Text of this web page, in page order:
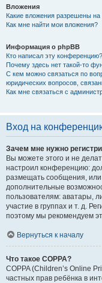
Вложения
Какие вложения разрешены
Как мне найти мои вложения?
Информация о phpBB
Кто написал эту конференцию?
Почему здесь нет такой-то
С кем можно связаться по
юридических вопросов,
Как мне связаться с
Вход на
Зачем мне нужно
Вы можете этого и не
настроил конференцию:
размещать сообщения, или
дополнительные
пользователям: аватары,
участие в группах и т. д.
поэтому мы рекомендуем
Вернуться к началу
Что такое COPPA?
COPPA (Children’s Online
частных прав ребёнка в